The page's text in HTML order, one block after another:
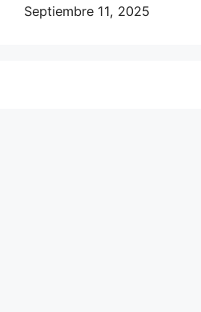
Septiembre 11, 2025